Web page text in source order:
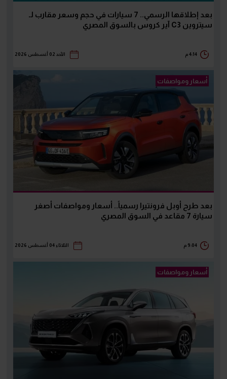
بعد إطلاقها الرسمي.. 7 سيارات في حجم وسعر مقارب لـ
سيتروين C3 آير كروس بالسوق المصري
4:14 م الأحد 02 أغسطس 2026
أسعار ومواصفات
بعد طرح أوبل فرونتيرا رسمياً.. أسعار ومواصفات أصغر
سيارة 7 مقاعد في السوق المصري
9:04 م الثلاثاء 04 أغسطس 2026
أسعار ومواصفات